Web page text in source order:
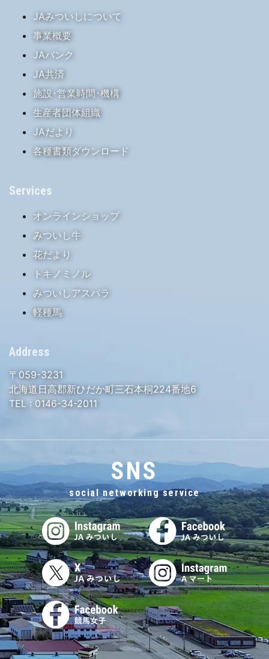
JAみついしについて
事業概要
JAバンク
JA共済
施設･営業時間･機構
生産者団体組織
JAだより
各種書類ダウンロード
Services
オンラインショップ
みついし牛
花だより
トキノミノル
みついしアスパラ
軽種馬
Address
〒059-3231
北海道日高郡新ひだか町三石本桐224番地6
TEL : 0146-34-2011
SNS
social networking service